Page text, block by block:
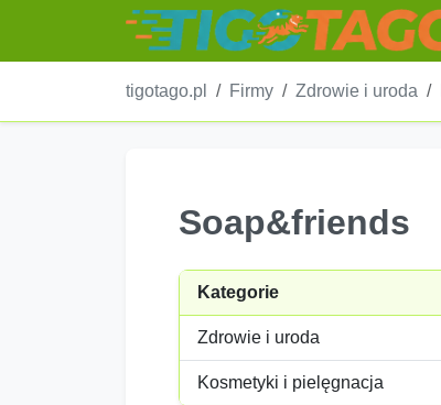
tigotago.pl Firmy Zdrowie i uroda
Soap&friends
Kategorie
Zdrowie i uroda
Kosmetyki i pielęgnacja